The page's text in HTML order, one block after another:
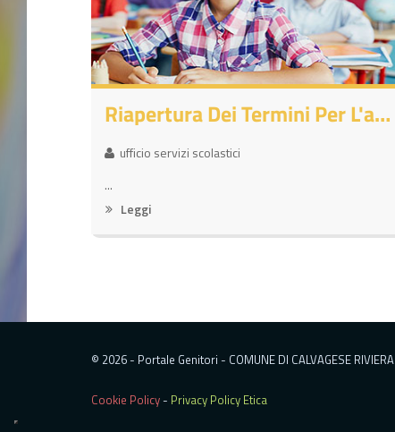
Riapertura Dei Termini Per L'assegnazione Dei Posti Residui Ai Servizi Scolastici Comunali - A.S. 2026/2027
ufficio servizi scolastici
...
Leggi
© 2026 - Portale Genitori - COMUNE DI CALVAGESE RIVIERA
Cookie Policy - Privacy Policy Etica